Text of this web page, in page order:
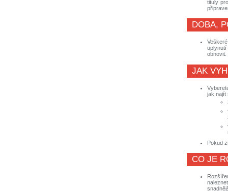
tituly
DOBA,
uplynutí
obnovit.
JAK
jak najít
Pokud
CO JE